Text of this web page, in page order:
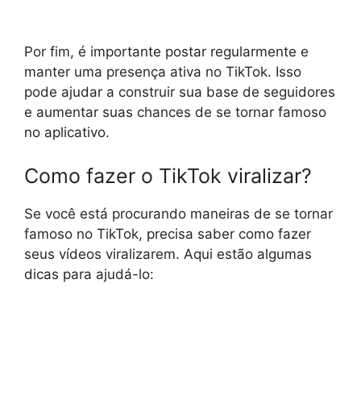
Por fim, é importante postar regularmente e
manter uma presença ativa no TikTok. Isso
pode ajudar a construir sua base de seguidores
e aumentar suas chances de se tornar famoso
no aplicativo.
Como fazer o TikTok viralizar?
Se você está procurando maneiras de se tornar
famoso no TikTok, precisa saber como fazer
seus vídeos viralizarem. Aqui estão algumas
dicas para ajudá-lo: